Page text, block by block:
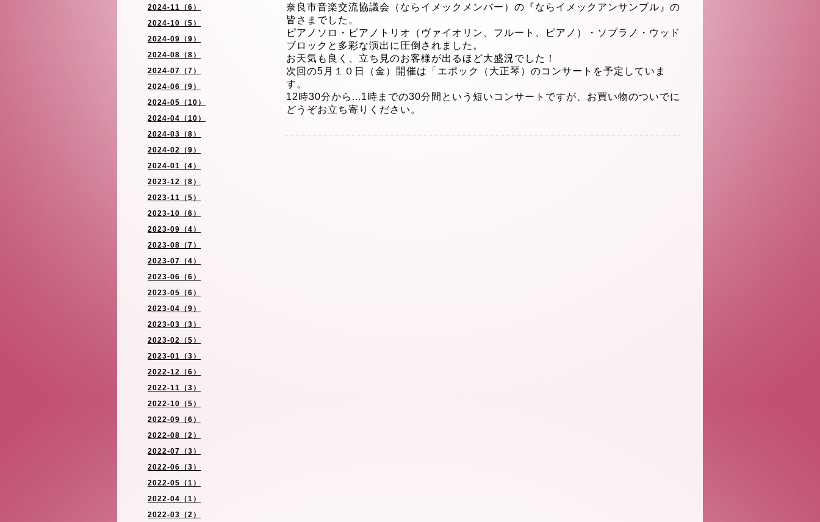
2024-11（6）
2024-10（5）
2024-09（9）
2024-08（8）
2024-07（7）
2024-06（9）
2024-05（10）
2024-04（10）
2024-03（8）
2024-02（9）
2024-01（4）
2023-12（8）
2023-11（5）
2023-10（6）
2023-09（4）
2023-08（7）
2023-07（4）
2023-06（6）
2023-05（6）
2023-04（9）
2023-03（3）
2023-02（5）
2023-01（3）
2022-12（6）
2022-11（3）
2022-10（5）
2022-09（6）
2022-08（2）
2022-07（3）
2022-06（3）
2022-05（1）
2022-04（1）
2022-03（2）
奈良市音楽交流協議会（ならイメックメンバー）の『ならイメックアンサンブル』の
皆さまでした。
ピアノソロ・ピアノトリオ（ヴァイオリン、フルート、ピアノ）・ソプラノ・ウッド
ブロックと多彩な演出に圧倒されました。
お天気も良く、立ち見のお客様が出るほど大盛況でした！
次回の5月１０ 日（金）開催は「エポック（大正琴） のコンサートを予定していま
す。
12時30分から ...1時までの30分間という短いコンサートですが、 お買い物のついでに
どうぞお立ち寄りください。